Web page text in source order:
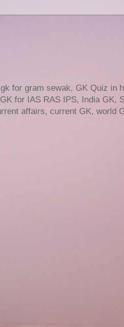
for gram sewak, GK Quiz in
for IAS RAS IPS, India GK,
affairs, current GK, world